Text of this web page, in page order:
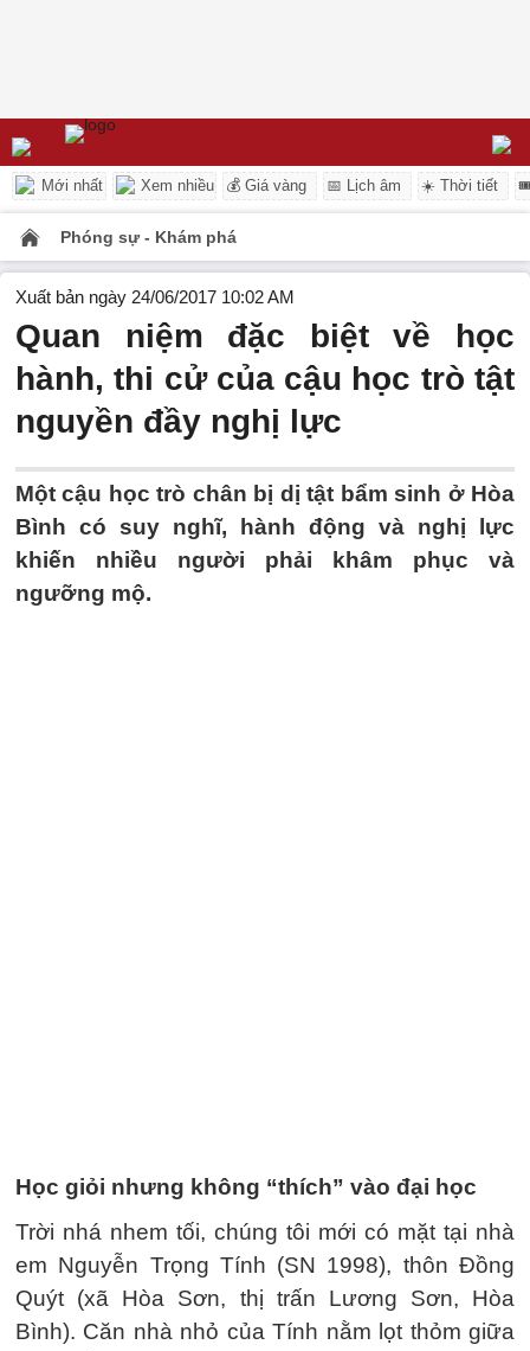
Mới nhất Xem nhiều 💰 Giá vàng 📅 Lịch âm ☀️ Thời tiết
Phóng sự - Khám phá
Xuất bản ngày 24/06/2017 10:02 AM
Quan niệm đặc biệt về học
hành, thi cử của cậu học trò tật
nguyền đầy nghị lực
Một cậu học trò chân bị dị tật bẩm sinh ở Hòa
Bình có suy nghĩ, hành động và nghị lực
khiến nhiều người phải khâm phục và
ngưỡng mộ.
Học giỏi nhưng không “thích” vào đại học
Trời nhá nhem tối, chúng tôi mới có mặt tại nhà
em Nguyễn Trọng Tính (SN 1998), thôn Đồng
Quýt (xã Hòa Sơn, thị trấn Lương Sơn, Hòa
Bình). Căn nhà nhỏ của Tính nằm lọt thỏm giữa